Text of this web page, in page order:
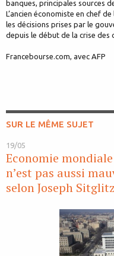
banques, principales sources
L’ancien économiste en chef
les décisions prises par le
depuis le début de la crise des
Francebourse.com, avec AFP
SUR LE MÊME SUJET
19/05
Economie
n’est pas aussi
selon Joseph Sitglitz